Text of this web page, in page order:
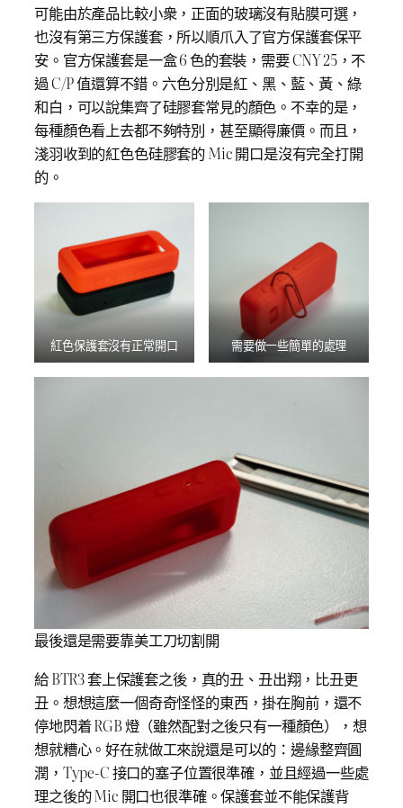
可能由於產品比較小衆，正面的玻璃沒有貼膜可選，
也沒有第三方保護套，所以順爪入了官方保護套保平
安。官方保護套是一盒 6 色的套裝，需要 CNY 25，不
過 C/P 值還算不錯。六色分別是紅、黑、藍、黃、綠
和白，可以說集齊了硅膠套常見的顏色。不幸的是，
每種顏色看上去都不夠特別，甚至顯得廉價。而且，
淺羽收到的紅色色硅膠套的 Mic 開口是沒有完全打開
的。
紅色保護套沒有正常開口 需要做一些簡單的處理
最後還是需要靠美工刀切割開
給 BTR3 套上保護套之後，真的丑、丑出翔，比丑更
丑。想想這麼一個奇奇怪怪的東西，掛在胸前，還不
停地閃着 RGB 燈（雖然配對之後只有一種顏色），想
想就糟心。好在就做工來說還是可以的：邊緣整齊圓
潤，Type-C 接口的塞子位置很準確，並且經過一些處
理之後的 Mic 開口也很準確。保護套並不能保護背